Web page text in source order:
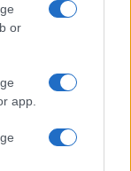
or
app.
lavorano
attraverso